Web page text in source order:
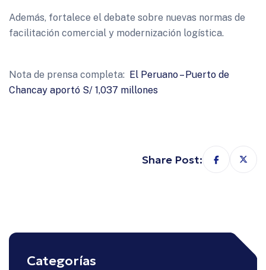
Además, fortalece el debate sobre nuevas normas de
facilitación comercial y modernización logística.
Nota de prensa completa:
El Peruano – Puerto de
Chancay aportó S/ 1,037 millones
Share Post:
Categorías